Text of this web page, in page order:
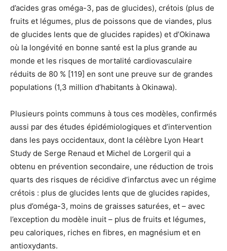
d’acides gras oméga-3, pas de glucides), crétois (plus de
fruits et légumes, plus de poissons que de viandes, plus
de glucides lents que de glucides rapides) et d’Okinawa
où la longévité en bonne santé est la plus grande au
monde et les risques de mortalité cardiovasculaire
réduits de 80 % [119] en sont une preuve sur de grandes
populations (1,3 million d’habitants à Okinawa).
Plusieurs points communs à tous ces modèles, confirmés
aussi par des études épidémiologiques et d’intervention
dans les pays occidentaux, dont la célèbre Lyon Heart
Study de Serge Renaud et Michel de Lorgeril qui a
obtenu en prévention secondaire, une réduction de trois
quarts des risques de récidive d’infarctus avec un régime
crétois : plus de glucides lents que de glucides rapides,
plus d’oméga-3, moins de graisses saturées, et – avec
l’exception du modèle inuit – plus de fruits et légumes,
peu caloriques, riches en fibres, en magnésium et en
antioxydants.